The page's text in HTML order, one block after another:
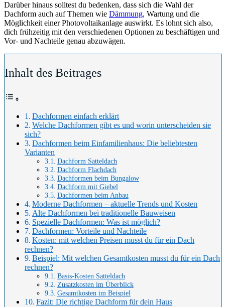
Darüber hinaus solltest du bedenken, dass sich die Wahl der
Dachform auch auf Themen wie Dämmung, Wartung und die
Möglichkeit einer Photovoltaikanlage auswirkt. Es lohnt sich also,
dich frühzeitig mit den verschiedenen Optionen zu beschäftigen und
Vor- und Nachteile genau abzuwägen.
Inhalt des Beitrages
Dachformen einfach erklärt
Welche Dachformen gibt es und worin unterscheiden sie
sich?
Dachformen beim Einfamilienhaus: Die beliebtesten
Varianten
Dachform Satteldach
Dachform Flachdach
Dachformen beim Bungalow
Dachform mit Giebel
Dachformen beim Anbau
Moderne Dachformen – aktuelle Trends und Kosten
Alte Dachformen bei traditionelle Bauweisen
Spezielle Dachformen: Was ist möglich?
Dachformen: Vorteile und Nachteile
Kosten: mit welchen Preisen musst du für ein Dach
rechnen?
Beispiel: Mit welchen Gesamtkosten musst du für ein Dach
rechnen?
Basis-Kosten Satteldach
Zusatzkosten im Überblick
Gesamtkosten im Beispiel
Fazit: Die richtige Dachform für dein Haus